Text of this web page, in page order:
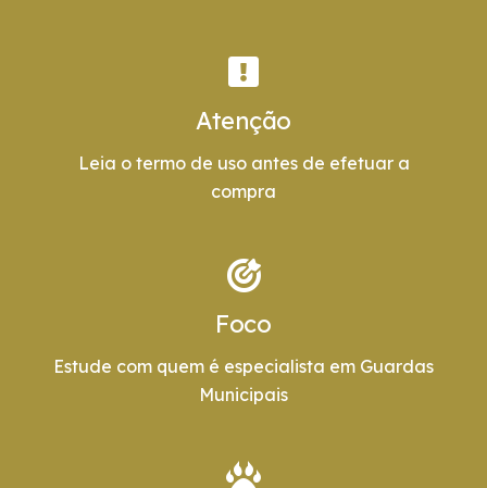
Atenção
Leia o termo de uso antes de efetuar a
compra
Foco
Estude com quem é especialista em Guardas
Municipais